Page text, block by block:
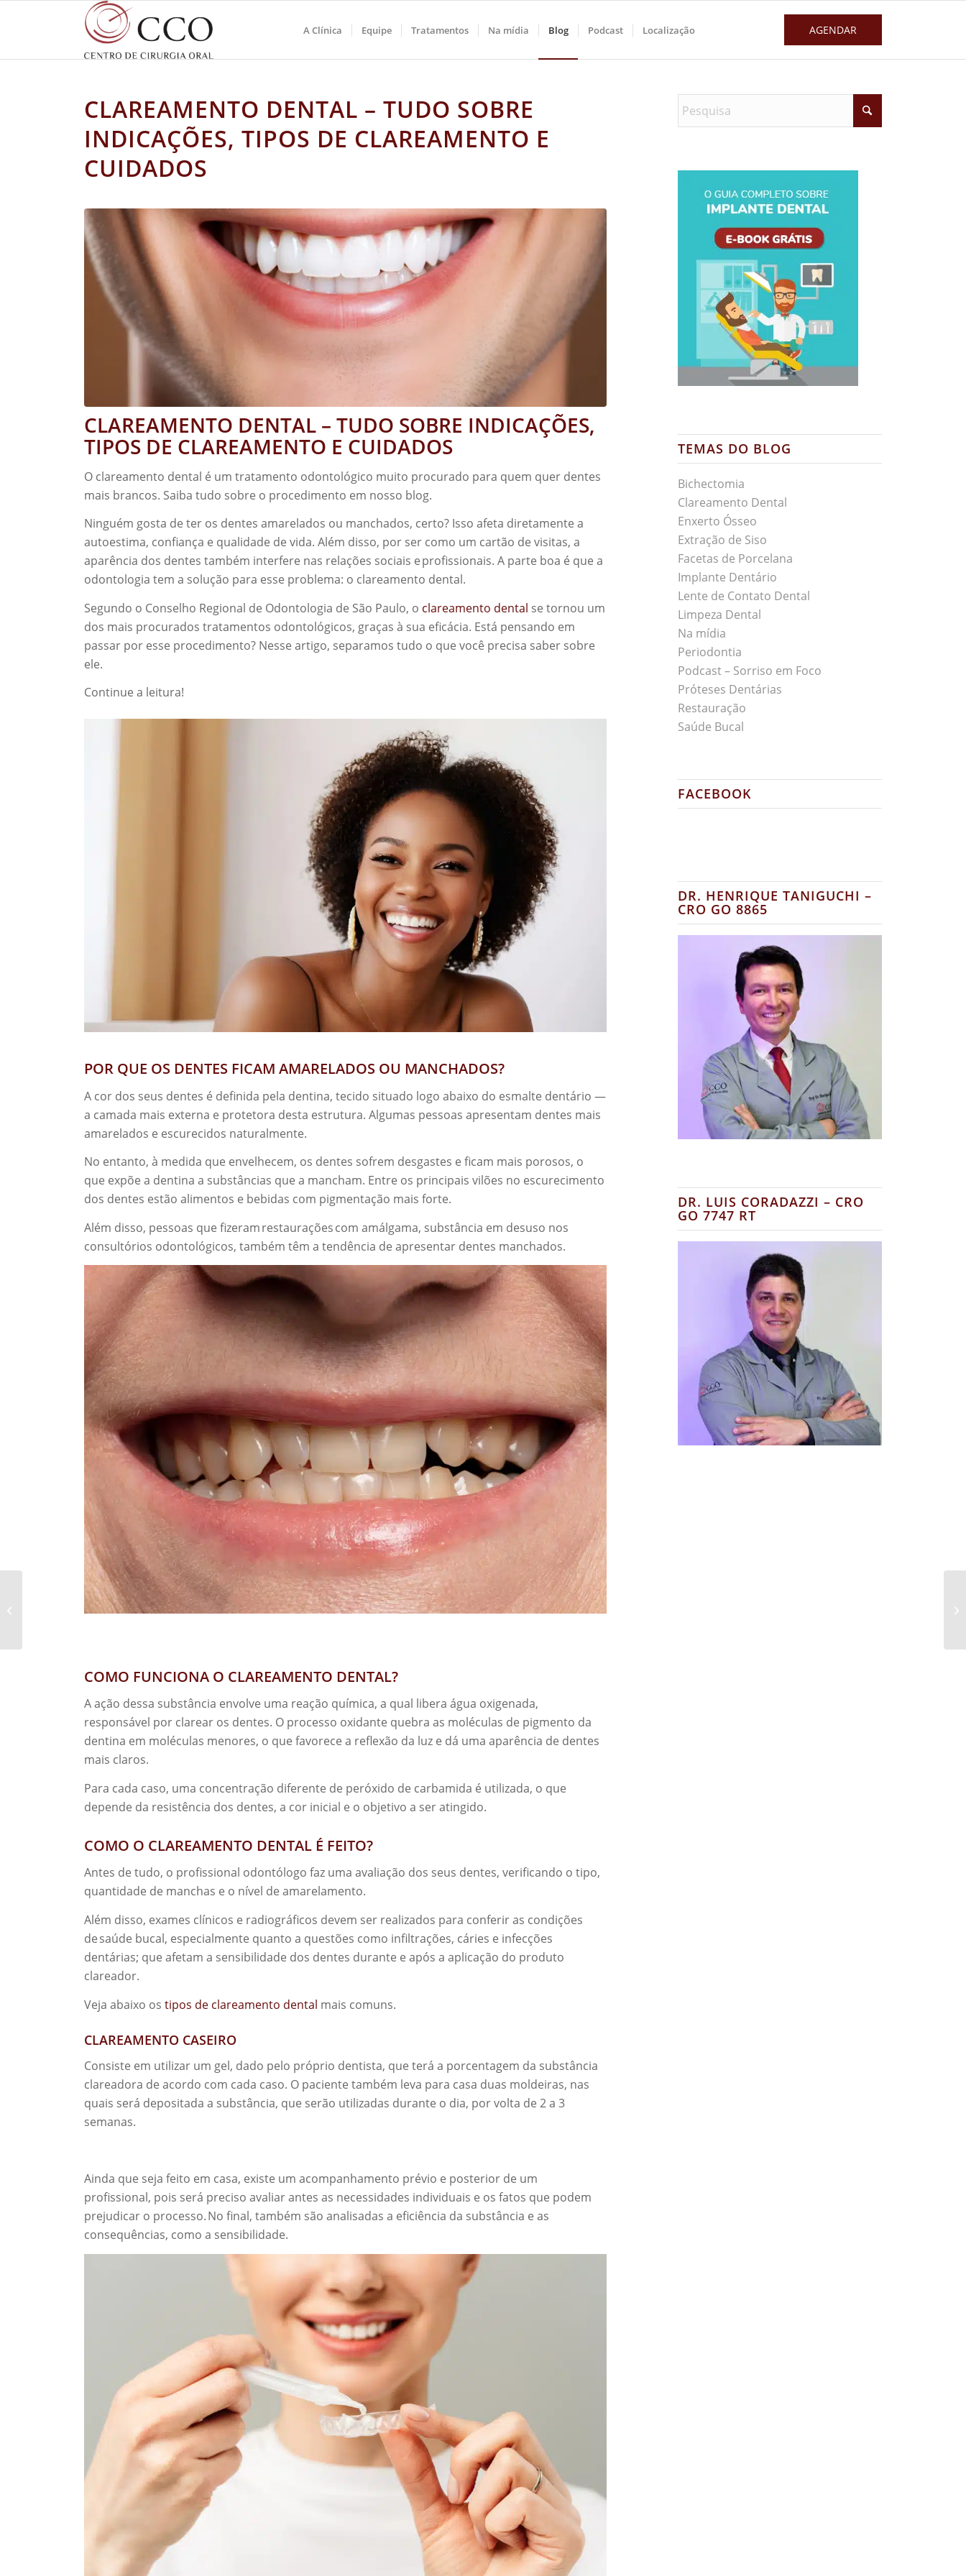
A Clínica Equipe Tratamentos Na mídia Blog Podcast Localização AGENDAR
CLAREAMENTO DENTAL – TUDO SOBRE
INDICAÇÕES, TIPOS DE CLAREAMENTO E
CUIDADOS
CLAREAMENTO DENTAL – TUDO SOBRE INDICAÇÕES,
TIPOS DE CLAREAMENTO E CUIDADOS
O clareamento dental é um tratamento odontológico muito procurado para quem quer dentes
mais brancos. Saiba tudo sobre o procedimento em nosso blog.
Ninguém gosta de ter os dentes amarelados ou manchados, certo? Isso afeta diretamente a
autoestima, confiança e qualidade de vida. Além disso, por ser como um cartão de visitas, a
aparência dos dentes também interfere nas relações sociais e profissionais. A parte boa é que a
odontologia tem a solução para esse problema: o clareamento dental.
Segundo o Conselho Regional de Odontologia de São Paulo, o clareamento dental se tornou um
dos mais procurados tratamentos odontológicos, graças à sua eficácia. Está pensando em
passar por esse procedimento? Nesse artigo, separamos tudo o que você precisa saber sobre
ele.
Continue a leitura!
POR QUE OS DENTES FICAM AMARELADOS OU MANCHADOS?
A cor dos seus dentes é definida pela dentina, tecido situado logo abaixo do esmalte dentário —
a camada mais externa e protetora desta estrutura. Algumas pessoas apresentam dentes mais
amarelados e escurecidos naturalmente.
No entanto, à medida que envelhecem, os dentes sofrem desgastes e ficam mais porosos, o
que expõe a dentina a substâncias que a mancham. Entre os principais vilões no escurecimento
dos dentes estão alimentos e bebidas com pigmentação mais forte.
Além disso, pessoas que fizeram restaurações com amálgama, substância em desuso nos
consultórios odontológicos, também têm a tendência de apresentar dentes manchados.
COMO FUNCIONA O CLAREAMENTO DENTAL?
A ação dessa substância envolve uma reação química, a qual libera água oxigenada,
responsável por clarear os dentes. O processo oxidante quebra as moléculas de pigmento da
dentina em moléculas menores, o que favorece a reflexão da luz e dá uma aparência de dentes
mais claros.
Para cada caso, uma concentração diferente de peróxido de carbamida é utilizada, o que
depende da resistência dos dentes, a cor inicial e o objetivo a ser atingido.
COMO O CLAREAMENTO DENTAL É FEITO?
Antes de tudo, o profissional odontólogo faz uma avaliação dos seus dentes, verificando o tipo,
quantidade de manchas e o nível de amarelamento.
Além disso, exames clínicos e radiográficos devem ser realizados para conferir as condições
de saúde bucal, especialmente quanto a questões como infiltrações, cáries e infecções
dentárias; que afetam a sensibilidade dos dentes durante e após a aplicação do produto
clareador.
Veja abaixo ostipos de clareamento dental mais comuns.
CLAREAMENTO CASEIRO
Consiste em utilizar um gel, dado pelo próprio dentista, que terá a porcentagem da substância
clareadora de acordo com cada caso. O paciente também leva para casa duas moldeiras, nas
quais será depositada a substância, que serão utilizadas durante o dia, por volta de 2 a 3
semanas.
Ainda que seja feito em casa, existe um acompanhamento prévio e posterior de um
profissional, pois será preciso avaliar antes as necessidades individuais e os fatos que podem
prejudicar o processo.No final, também são analisadas a eficiência da substância e as
consequências, como a sensibilidade.
TEMAS DO BLOG
Bichectomia
Clareamento Dental
Enxerto Ósseo
Extração de Siso
Facetas de Porcelana
Implante Dentário
Lente de Contato Dental
Limpeza Dental
Na mídia
Periodontia
Podcast – Sorriso em Foco
Próteses Dentárias
Restauração
Saúde Bucal
FACEBOOK
DR. HENRIQUE TANIGUCHI –
CRO GO 8865
DR. LUIS CORADAZZI – CRO
GO 7747 RT
Caninos inclusos:
entenda quando o